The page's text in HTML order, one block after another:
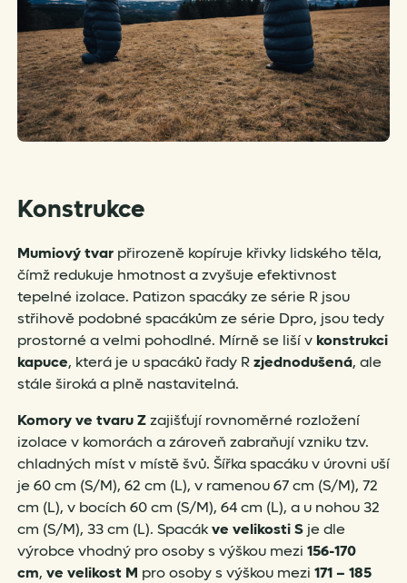
Konstrukce
Mumiový tvarpřirozeně kopíruje křivky lidského těla,
čímž redukuje hmotnost a zvyšuje efektivnost
tepelné izolace. Patizon spacáky ze série R jsou
střihově podobné spacákům ze série Dpro, jsou tedy
prostorné a velmi pohodlné. Mírně se liší v konstrukci
kapuce, která je u spacáků řady Rzjednodušená, ale
stále široká a plně nastavitelná.
Komory ve tvaru Zzajišťují rovnoměrné rozložení
izolace v komorách a zároveň zabraňují vzniku tzv.
chladných míst v místě švů. Šířka spacáku v úrovni uší
je 60 cm (S/M), 62 cm (L), v ramenou 67 cm (S/M), 72
cm (L), v bocích 60 cm (S/M), 64 cm (L), a u nohou 32
cm (S/M), 33 cm (L). Spacákve velikosti Sje dle
výrobce vhodný pro osoby s výškou mezi 156-170
cm, ve velikost M pro osoby s výškou mezi 171 – 185